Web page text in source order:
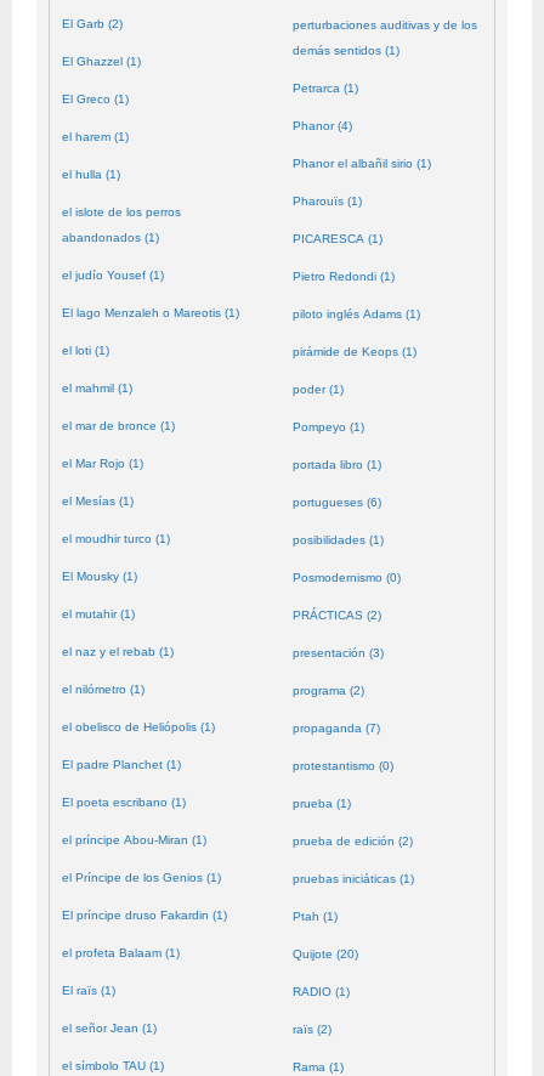
El Garb (2)
El Ghazzel (1)
El Greco (1)
el harem (1)
el hulla (1)
el islote de los perros
abandonados (1)
el judío Yousef (1)
El lago Menzaleh o Mareotis (1)
el loti (1)
el mahmil (1)
el mar de bronce (1)
el Mar Rojo (1)
el Mesías (1)
el moudhir turco (1)
El Mousky (1)
el mutahir (1)
el naz y el rebab (1)
el nilómetro (1)
el obelisco de Heliópolis (1)
El padre Planchet (1)
El poeta escribano (1)
el príncipe Abou-Miran (1)
el Príncipe de los Genios (1)
El príncipe druso Fakardin (1)
el profeta Balaam (1)
El raïs (1)
el señor Jean (1)
el símbolo TAU (1)
perturbaciones auditivas y de los
demás sentidos (1)
Petrarca (1)
Phanor (4)
Phanor el albañil sirio (1)
Pharouïs (1)
PICARESCA (1)
Pietro Redondi (1)
piloto inglés Adams (1)
pirámide de Keops (1)
poder (1)
Pompeyo (1)
portada libro (1)
portugueses (6)
posibilidades (1)
Posmodernismo (0)
PRÁCTICAS (2)
presentación (3)
programa (2)
propaganda (7)
protestantismo (0)
prueba (1)
prueba de edición (2)
pruebas iniciáticas (1)
Ptah (1)
Quijote (20)
RADIO (1)
raïs (2)
Rama (1)